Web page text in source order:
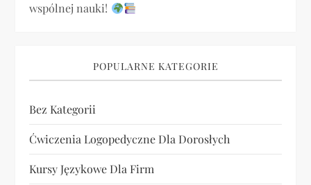
wspólnej nauki!
POPULARNE KATEGORIE
Bez Kategorii
Ćwiczenia Logopedyczne Dla Dorosłych
Kursy Językowe Dla Firm